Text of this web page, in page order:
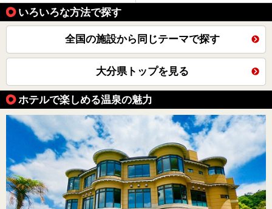
いろいろな方法で探す
全国の施設から同じテーマで探す
大分県トップを見る
ホテルで楽しめる温泉の魅力